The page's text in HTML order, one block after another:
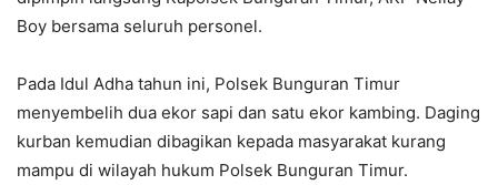
Boy bersama seluruh personel.
Pada Idul Adha tahun ini, Polsek Bunguran Timur
menyembelih dua ekor sapi dan satu ekor kambing. Daging
kurban kemudian dibagikan kepada masyarakat kurang
mampu di wilayah hukum Polsek Bunguran Timur.